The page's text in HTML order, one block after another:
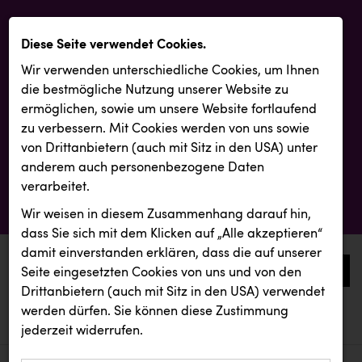
0
aktuelle aussendungen
aktuelle aussendungen
Diese Seite verwendet Cookies.
Wir verwenden unterschiedliche Cookies, um Ihnen
die best­mögliche Nutzung unserer Website zu
ermöglichen, sowie um unsere Website fortlaufend
zu verbessern. Mit Cookies werden von uns sowie
von Drittanbietern (auch mit Sitz in den USA) unter
anderem auch personenbezogene Daten
verarbeitet.
Wir weisen in diesem Zusammenhang darauf hin,
dass Sie sich mit dem Klicken auf „Alle akzeptieren“
damit ein­ver­standen erklären, dass die auf unserer
Seite eingesetzten Cookies von uns und von den
Drittanbietern (auch mit Sitz in den USA) verwendet
werden dürfen. Sie können diese Zustimmung
jederzeit widerrufen.